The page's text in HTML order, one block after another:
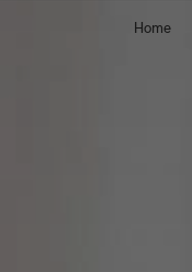
Home